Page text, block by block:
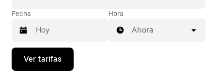
Fecha
Presiona
flecha
Hora
Ahora
Ver tarifas